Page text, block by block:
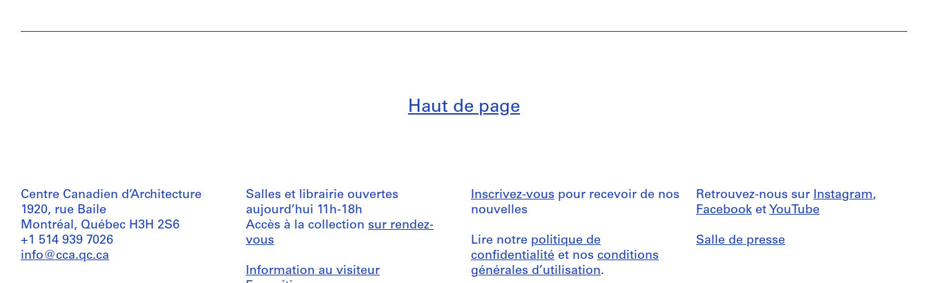
Haut de page
Centre Canadien d’Architecture
1920, rue Baile
Montréal, Québec H3H 2S6
+1 514 939 7026
info@cca.qc.ca
Salles et librairie ouvertes
aujourd’hui 11h-18h
Accès à la collection sur rendez-
vous
Information au visiteur
Inscrivez-vous pour recevoir de nos
nouvelles
Lire notre politique de
confidentialité et nos conditions
générales d’utilisation.
Retrouvez-nous sur Instagram,
Facebook et YouTube
Salle de presse